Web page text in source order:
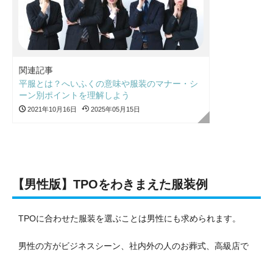
関連記事
平服とは？へいふくの意味や服装のマナー・シ
ーン別ポイントを理解しよう
2021年10月16日 2025年05月15日
【男性版】TPOをわきまえた服装例
TPOに合わせた服装を選ぶことは男性にも求められます。
男性の方がビジネスシーン、社内外の人のお葬式、高級店で